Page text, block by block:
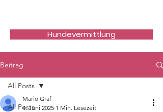
Hundevermittlung
Beitrag
All Posts
All Posts
Mario Graf
4. Juni 2025 1 Min. Lesezeit